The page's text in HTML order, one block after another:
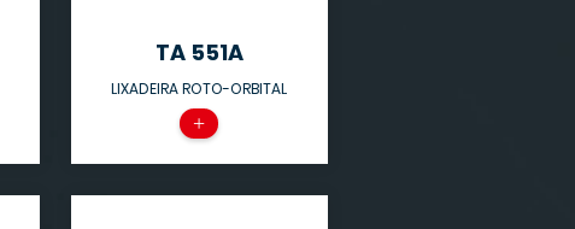
TA 551A
LIXADEIRA ROTO-ORBITAL
+